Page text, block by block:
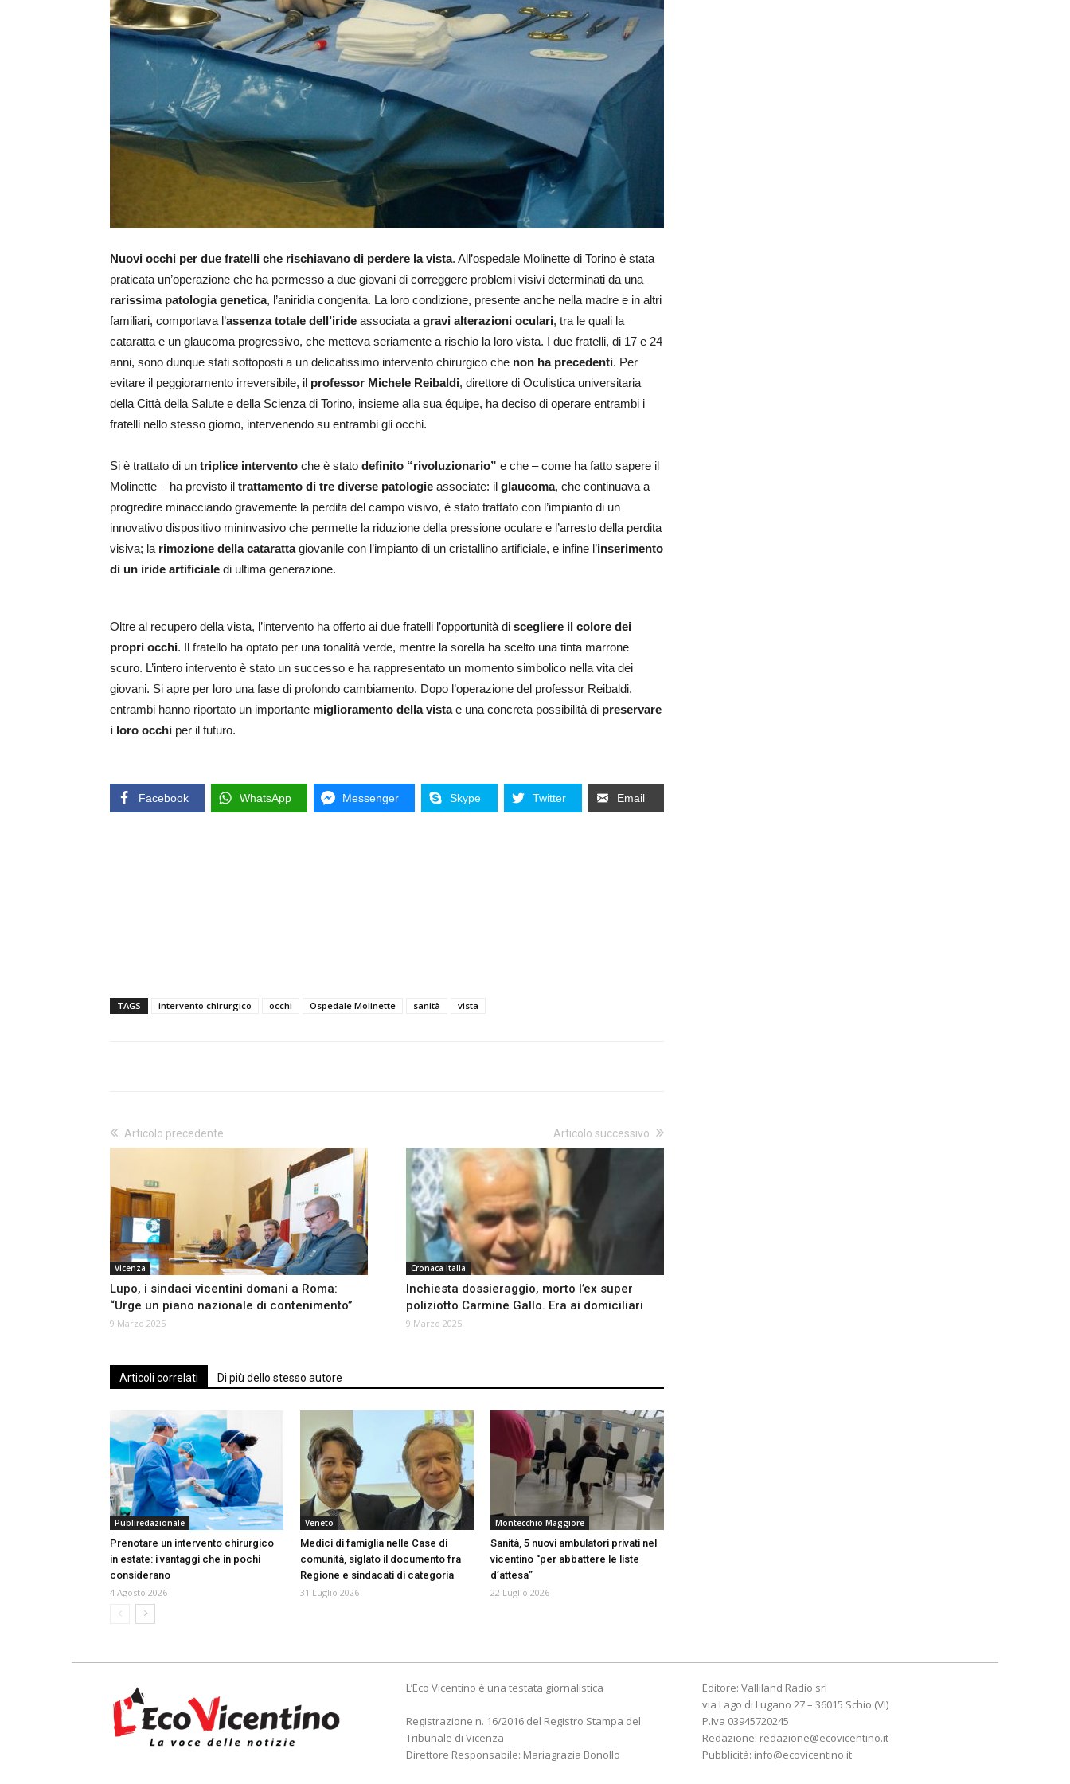
Nuovi occhi per due fratelli che rischiavano di perdere la vista. All’ospedale Molinette di Torino è stata
praticata un’operazione che ha permesso a due giovani di correggere problemi visivi determinati da una
rarissima patologia genetica, l’aniridia congenita. La loro condizione, presente anche nella madre e in altri
familiari, comportava l’assenza totale dell’iride associata a gravi alterazioni oculari, tra le quali la
cataratta e un glaucoma progressivo, che metteva seriamente a rischio la loro vista. I due fratelli, di 17 e 24
anni, sono dunque stati sottoposti a un delicatissimo intervento chirurgico che non ha precedenti. Per
evitare il peggioramento irreversibile, il professor Michele Reibaldi, direttore di Oculistica universitaria
della Città della Salute e della Scienza di Torino, insieme alla sua équipe, ha deciso di operare entrambi i
fratelli nello stesso giorno, intervenendo su entrambi gli occhi.
Si è trattato di un triplice intervento che è stato definito “rivoluzionario” e che – come ha fatto sapere il
Molinette – ha previsto il trattamento di tre diverse patologie associate: il glaucoma, che continuava a
progredire minacciando gravemente la perdita del campo visivo, è stato trattato con l’impianto di un
innovativo dispositivo mininvasivo che permette la riduzione della pressione oculare e l’arresto della perdita
visiva; la rimozione della catarattagiovanile con l’impianto di un cristallino artificiale, e infine l’inserimento
di un iride artificiale di ultima generazione.
Oltre al recupero della vista, l’intervento ha offerto ai due fratelli l’opportunità di scegliere il colore dei
propri occhi. Il fratello ha optato per una tonalità verde, mentre la sorella ha scelto una tinta marrone
scuro. L’intero intervento è stato un successo e ha rappresentato un momento simbolico nella vita dei
giovani. Si apre per loro una fase di profondo cambiamento. Dopo l’operazione del professor Reibaldi,
entrambi hanno riportato un importante miglioramento della vistae una concreta possibilità di preservare
i loro occhi per il futuro.
Facebook WhatsApp Messenger Skype Twitter Email
TAGS intervento chirurgico occhi Ospedale Molinette sanità vista
Articolo precedente
Vicenza
Lupo, i sindaci vicentini domani a Roma:
“Urge un piano nazionale di contenimento”
9 Marzo 2025
Articolo successivo
Cronaca Italia
Inchiesta dossieraggio, morto l’ex super
poliziotto Carmine Gallo. Era ai domiciliari
9 Marzo 2025
Articoli correlati Di più dello stesso autore
Publiredazionale
Prenotare un intervento chirurgico
in estate: i vantaggi che in pochi
considerano
4 Agosto 2026
Veneto
Medici di famiglia nelle Case di
comunità, siglato il documento fra
Regione e sindacati di categoria
31 Luglio 2026
Montecchio Maggiore
Sanità, 5 nuovi ambulatori privati nel
vicentino “per abbattere le liste
d’attesa”
22 Luglio 2026
L’Eco Vicentino è una testata giornalistica
Registrazione n. 16/2016 del Registro Stampa del
Tribunale di Vicenza
Direttore Responsabile: Mariagrazia Bonollo
Editore: Valliland Radio srl
via Lago di Lugano 27 – 36015 Schio (VI)
P.Iva 03945720245
Redazione: redazione@ecovicentino.it
Pubblicità: info@ecovicentino.it